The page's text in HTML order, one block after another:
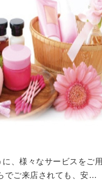
、様々なサービスをご用
でご来店されても、安心